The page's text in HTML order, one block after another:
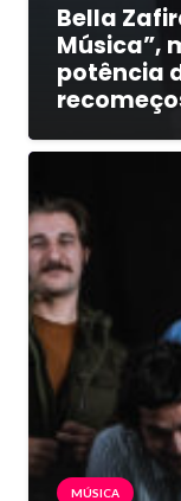
Bella
Música”,
potência
MÚSICA